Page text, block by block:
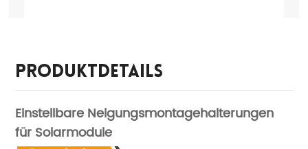
Produktdetails
Einstellbare Neigungsmontagehalterungen
für Solarmodule